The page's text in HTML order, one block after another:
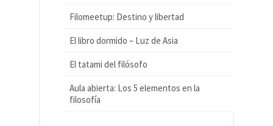
Filomeetup: Destino y libertad
El libro dormido – Luz de Asia
El tatami del filósofo
Aula abierta: Los 5 elementos en la
filosofía